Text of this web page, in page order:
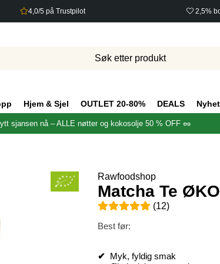
4,0/5 på Trustpilot 2,5%
Hjem & Sjel OUTLET 20-80% DEALS
sjansen nå – ALLE nøtter og kokosolje 50 % OFF 🥜
Rawfoodshop
Matcha Te
Gjennomsnittlig rangering 5
(12)
Best før:
✔ Myk, fyldig smak